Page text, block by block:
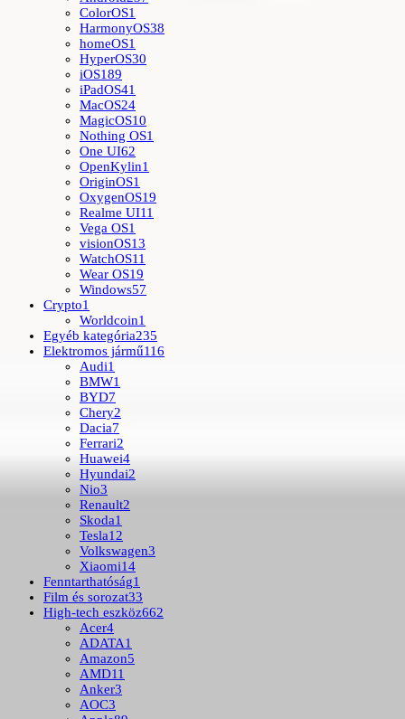
ColorOS1
HarmonyOS38
homeOS1
HyperOS30
iOS189
iPadOS41
MacOS24
MagicOS10
Nothing OS1
One UI62
OpenKylin1
OriginOS1
OxygenOS19
Realme UI11
Vega OS1
visionOS13
WatchOS11
Wear OS19
Windows57
Crypto1
Worldcoin1
Egyéb kategória235
Elektromos jármű116
Audi1
BMW1
BYD7
Chery2
Dacia7
Ferrari2
Huawei4
Hyundai2
Nio3
Renault2
Skoda1
Tesla12
Volkswagen3
Xiaomi14
Fenntarthatóság1
Film és sorozat33
High-tech eszköz662
Acer4
ADATA1
Amazon5
AMD11
Anker3
AOC3